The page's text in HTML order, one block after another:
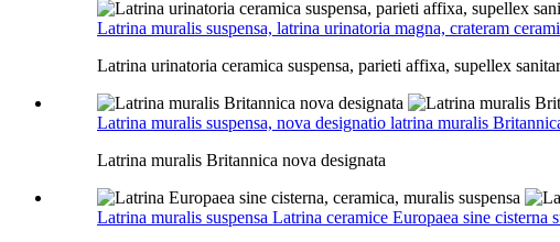
Latrina muralis suspensa, latrina urinatoria magna, crateram
Latrina urinatoria ceramica suspensa, parieti affixa, supellex
Latrina muralis suspensa, nova designatio latrina muralis
Latrina muralis Britannica nova designata
Latrina muralis suspensa Latrina ceramice Europaea sine cisterna